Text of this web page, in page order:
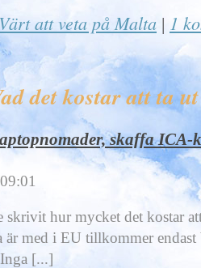
Värt att veta på Malta | 1
det kostar att ta
skaffa ICA-
skrivit hur mycket det kostar
är med i EU tillkommer endast
[...]